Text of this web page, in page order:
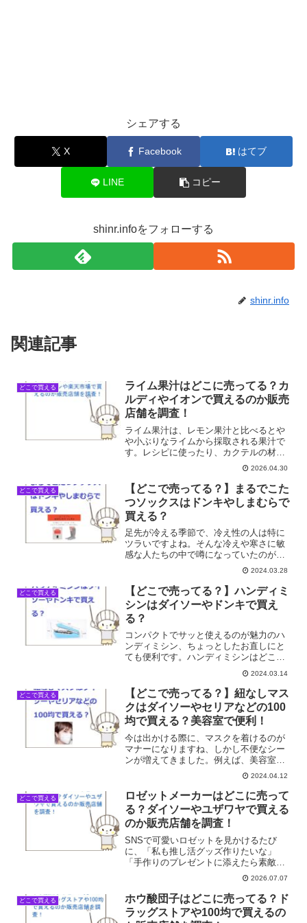
シェアする
X Facebook はてブ
LINE コピー
shinr.infoをフォローする
shinr.info
関連記事
どこで買える
ライム果汁はどこに売ってる？カ
ルディやイオンで買えるのか販売
店舗を調査！
ライム果汁は、レモン果汁と比べるとや
や小ぶりなライムから採取される果汁で
す。レシピに使ったり、カクテルの材料
として使われることが多いです。では、
ライム果汁はどこで手に入るのでしょう
か。 今回は、ライム果汁がどこで手に入
るのか、身近な店舗を中...
2026.04.30
どこで買える
【どこで売ってる？】まるでこた
つソックスはドンキやしまむらで
買える？
足先が冷える季節で、冷え性の人は特に
ツラいですよね。そんな冷えや寒さに敏
感な人たちの中で噂になっていたのが
「まるでこたつソックス」。「まるでこ
たつソックス」はどこで売ってる？ドン
キやしまむらで買える？そこで今回は
「まるでこたつソックス」の売...
2024.03.28
どこで買える
【どこで売ってる？】ハンディミ
シンはダイソーやドンキで買え
る？
コンパクトでサッと使えるのが魅力のハ
ンディミシン、ちょっとしたお直しにと
ても便利です。ハンディミシンはどこで
売ってる？ダイソーやドンキで買える？
そこで今回はハンディミシンの売ってる
場所を調べてみました。
2024.03.14
どこで買える
【どこで売ってる？】紐なしマス
クはダイソーやセリアなどの100
均で買える？美容室で便利！
今は出かける際に、マスクを着けるのが
マナーになりますね、しかし不便なシー
ンが増えてきました。例えば、美容室に
行く際に、マスクが邪魔になったりしま
すね。実は紐なしマスク「顔に貼るタイ
プのマスク」があります。紐なしマスク
はどこで売ってる？ダイソ...
2024.04.12
どこで買える
ロゼットメーカーはどこに売って
る？ダイソーやユザワヤで買える
のか販売店舗を調査！
SNSで可愛いロゼットを見かけるたび
に、「私も推し活グッズ作りたいな」
「手作りのプレゼントに添えたら素敵だ
ろうな」って、ずっと気になっていたロ
ゼットメーカー。でも、いざ買おうと思
うと、どこに売ってるのか意外とわから
ないんですよね。私は普段か...
2026.07.07
どこで買える
ホウ酸団子はどこに売ってる？ド
ラッグストアや100均で買えるの